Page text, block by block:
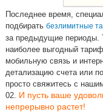
Последнее время,
подбирать безлимитные
за предыдущие периоды.
наиболее выгодный
мобильную связь и
детализацию счета или
просто свяжитесь с
02. И пусть ваше
непрерывно растет!